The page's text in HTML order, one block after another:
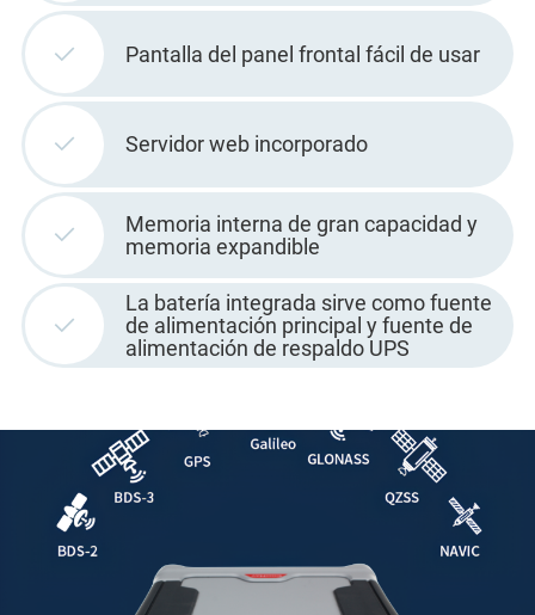
Pantalla del panel frontal fácil de usar
Servidor web incorporado
Memoria interna de gran capacidad y
memoria expandible
La batería integrada sirve como fuente
de alimentación principal y fuente de
alimentación de respaldo UPS